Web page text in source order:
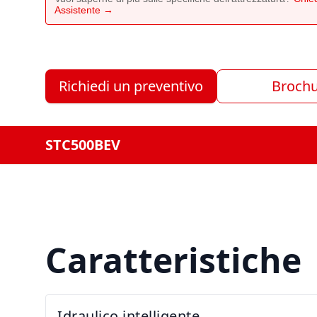
Assistente →
Richiedi un preventivo
STC500BEV
Caratteristiche